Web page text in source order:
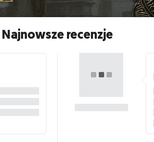
Najnowsze recenzje